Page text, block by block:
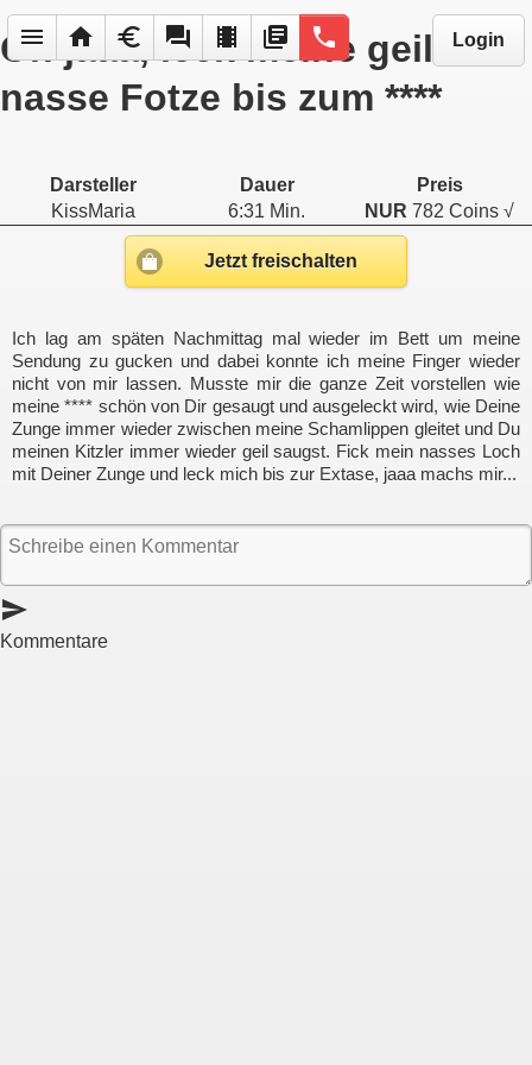
menu home euro forum local_movies library_books phone Login
Oh jaaa, leck meine geil
nasse Fotze bis zum ****
Darsteller Dauer
Preis
KissMaria
6:31 Min. NUR 782 Coins √
Jetzt freischalten
Ich lag am späten Nachmittag mal wieder im Bett um meine
Sendung zu gucken und dabei konnte ich meine Finger wieder
nicht von mir lassen. Musste mir die ganze Zeit vorstellen wie
meine **** schön von Dir gesaugt und ausgeleckt wird, wie Deine
Zunge immer wieder zwischen meine Schamlippen gleitet und Du
meinen Kitzler immer wieder geil saugst. Fick mein nasses Loch
mit Deiner Zunge und leck mich bis zur Extase, jaaa machs mir...
send
Kommentare